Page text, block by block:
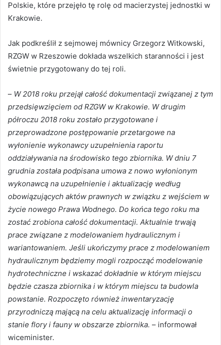
Polskie, które przejęło tę rolę od macierzystej jednostki w
Krakowie.
Jak podkreślił z sejmowej mównicy Grzegorz Witkowski,
RZGW w Rzeszowie dokłada wszelkich staranności i jest
świetnie przygotowany do tej roli.
– W 2018 roku przejął całość dokumentacji związanej z tym
przedsięwzięciem od RZGW w Krakowie. W drugim
półroczu 2018 roku zostało przygotowane i
przeprowadzone postępowanie przetargowe na
wyłonienie wykonawcy uzupełnienia raportu
oddziaływania na środowisko tego zbiornika. W dniu 7
grudnia została podpisana umowa z nowo wyłonionym
wykonawcą na uzupełnienie i aktualizację według
obowiązujących aktów prawnych w związku z wejściem w
życie nowego Prawa Wodnego. Do końca tego roku ma
zostać zrobiona całość dokumentacji. Aktualnie trwają
prace związane z modelowaniem hydraulicznym i
wariantowaniem. Jeśli ukończymy prace z modelowaniem
hydraulicznym będziemy mogli rozpocząć modelowanie
hydrotechniczne i wskazać dokładnie w którym miejscu
będzie czasza zbiornika i w którym miejscu ta budowla
powstanie. Rozpoczęto również inwentaryzację
przyrodniczą mającą na celu aktualizację informacji o
stanie flory i fauny w obszarze zbiornika. – informował
wiceminister.